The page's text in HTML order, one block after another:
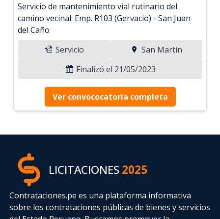
Servicio de mantenimiento vial rutinario del
camino vecinal: Emp. R103 (Gervacio) - San Juan
del Caño
Servicio
San Martín
Finalizó el 21/05/2023
Ver convococatoria completa
LICITACIONES2025
Contrataciones.pe es una plataforma informativa
sobre los contrataciones públicas de bienes y servicios